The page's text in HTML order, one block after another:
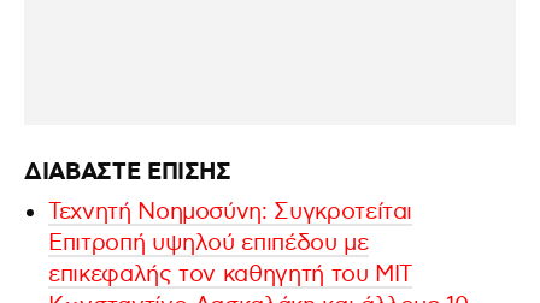
ΔΙΑΒΑΣΤΕ ΕΠΙΣΗΣ
Τεχνητή Νοημοσύνη: Συγκροτείται
Επιτροπή υψηλού επιπέδου με
επικεφαλής τον καθηγητή του ΜΙΤ